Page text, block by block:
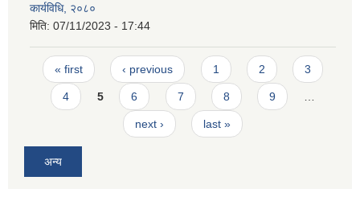
कार्यविधि, २०८०
मिति: 07/11/2023 - 17:44
Pages
« first ‹ previous 1 2 3
4 5 6 7 8 9 …
next › last »
अन्य